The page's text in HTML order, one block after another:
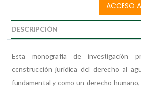
ACCESO
DESCRIPCIÓN
Esta monografía de investigación
construcción jurídica del derecho al
fundamental y como un derecho